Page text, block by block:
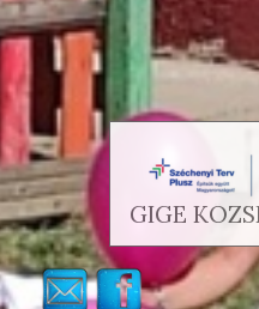
GIGE